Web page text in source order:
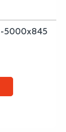
5000х845